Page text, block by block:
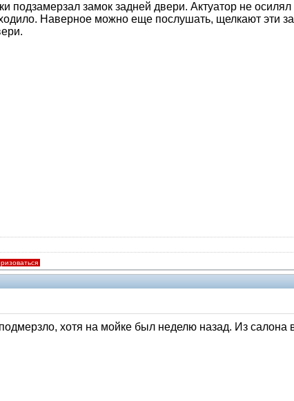
замок задней двери. Актуатор не осилял
Наверное можно еще послушать, щелкают эти
хотя на мойке был неделю назад. Из салона